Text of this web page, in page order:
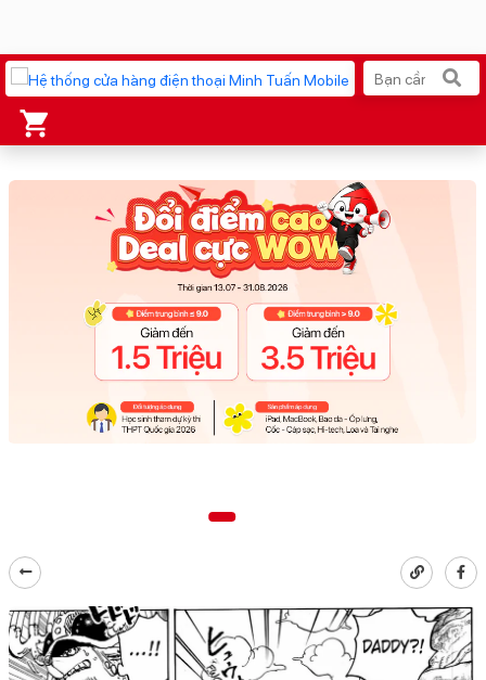
iPhone 17 Pro Max MacBook Neo giá tốt
AirTag 2 Mới Galaxy Z8 Series
AirPods 4 OPPO Reno16
Apple Watch S11 Ốp lưng Pitaka